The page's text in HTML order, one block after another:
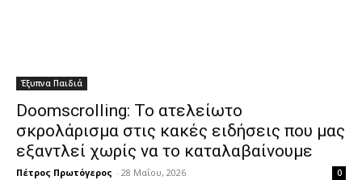
Έξυπνα Παιδιά
Doomscrolling: Το ατελείωτο
σκρολάρισμα στις κακές ειδήσεις που μας
εξαντλεί χωρίς να το καταλαβαίνουμε
Πέτρος Πρωτόγερος - 28 Μαΐου, 2026 0